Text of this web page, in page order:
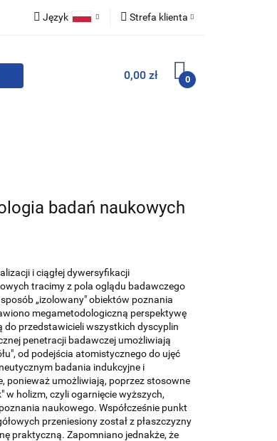
Język Strefa klienta
Zarejestruj się
0,00 zł 0
badań naukowych
i ciągłej dywersyfikacji
tracimy z pola oglądu badawczego
„izolowany" obiektów poznania
megametodologiczną perspektywę
do przedstawicieli wszystkich dyscyplin
penetracji badawczej umożliwiają
od podejścia atomistycznego do ujęć
badania indukcyjne i
ponieważ umożliwiają, poprzez stosowne
w holizm, czyli ogarnięcie wyższych,
naukowego. Współcześnie punkt
przeniesiony został z płaszczyzny
praktyczną. Zapomniano jednakże, że